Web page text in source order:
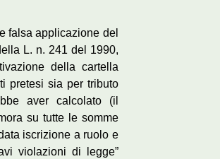
falsa applicazione del
L. n. 241 del 1990,
della cartella
pretesi sia per tributo
aver calcolato (il
su tutte le somme
iscrizione a ruolo e
violazioni di legge”